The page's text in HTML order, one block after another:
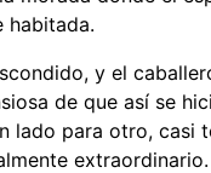
habitada.
y el
de que así se
lado para otro, casi
extraordinario.